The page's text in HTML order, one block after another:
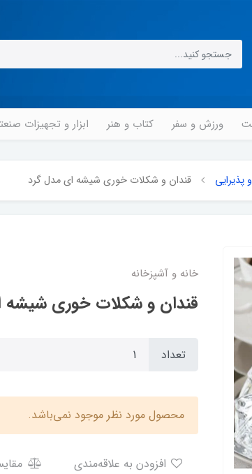
ورزش و سفر کتاب و هنر ابزار و تجهیزات
پذیرایی قندان و شکلات خوری شیشه ای مدل گرد
خانه و آشپزخانه
قندان و شکلات خوری شیشه
تعداد
محصول مورد نظر موجود نمی‌باشد.